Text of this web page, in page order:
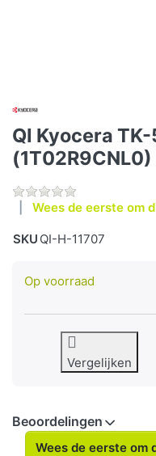
QI Kyocera
Wees de eerste om
SKU QI-H-11707
Op voorraad
Vergelijken
Beoordelingen
Wees de eerste om